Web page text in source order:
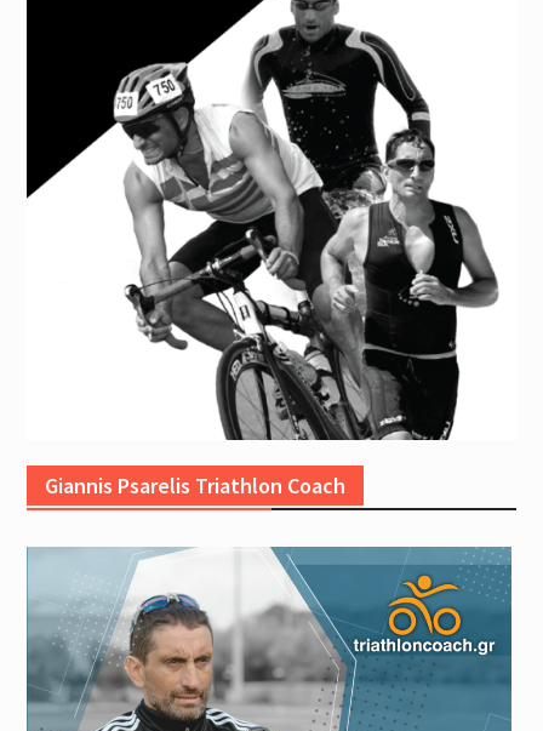
Giannis Psarelis Triathlon Coach